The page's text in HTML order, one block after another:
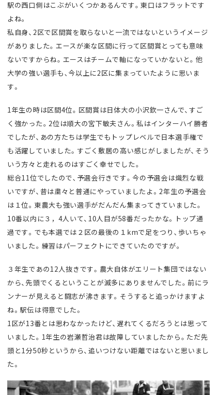
駅の西口側はこぶがいくつかあるんです。東口はフラットです
よね。
私自身、2区で区間賞を取らないと一流ではないというイメージ
がありました。エースが楽な区間に行って区間賞とっても意味
ないですからね。エースはチームで軸になっていかないと。他
大学の強い選手も、今以上に2区に集まっていたように思いま
す。
1年生の時は区間4位。区間賞は日体大の小沢欽一さんで、すご
く強かった。2位は順大の宮下敏夫さん。私はインターハイ勝者
でしたが、あの方たちは学生でもトップレベルで日本選手権で
も活躍していました。すごく敷居の高い感じがしましたが、そう
いう方々と走れるのはすごく幸せでした。
総合11位でしたので、予選会行きです。今の予選会は熾烈な戦
いですが、昔は粛々と普通にやっていましたよ。2年生の予選会
は１位。東農大も強い選手がだんだん集まってきていました。
10番以内に３，4人いて、10人目が58番だったかな。トップ通
過です。でも本選では２区の最後の１kmで足をつり、歩いちゃ
いました。練習はパーフェクトにできていたのですが。
３年生であの12人抜きです。農大自体がエリート集団ではない
から、先頭でくるということが滅多にありませんでした。前にラ
ンナーが見えると闘志が沸きます。そうすると追っかけますよ
ね。駅伝は得意でした。
1区が13番とは思わなかったけど、遅れてくるだろうとは思って
いました。1年生の岩瀬哲治君は故障していましたから。ただ先
頭と1分50秒というから、追いつけない距離ではないと思いまし
た。